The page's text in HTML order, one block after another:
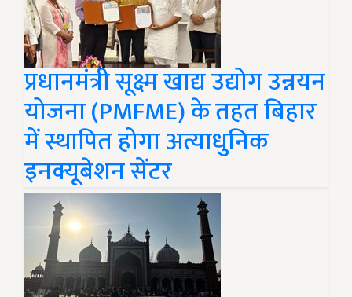
प्रधानमंत्री सूक्ष्म खाद्य उद्योग उन्नयन
योजना (PMFME) के तहत बिहार
में स्थापित होगा अत्याधुनिक
इनक्यूबेशन सेंटर